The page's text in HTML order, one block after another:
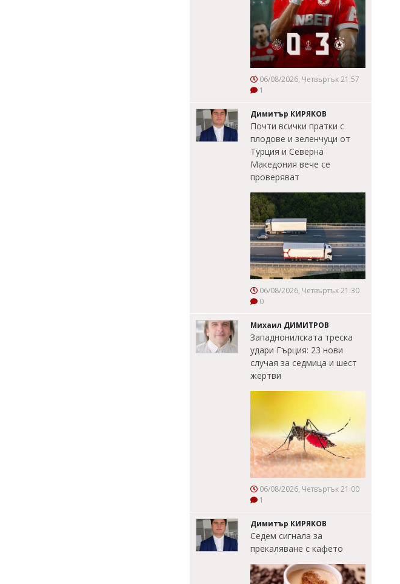
06/08/2026, Четвъртък 21:57
1
Димитър КИРЯКОВ
Почти всички пратки с
плодове и зеленчуци от
Турция и Северна
Македония вече се
проверяват
06/08/2026, Четвъртък 21:30
0
Михаил ДИМИТРОВ
Западнонилската треска
удари Гърция: 23 нови
случая за седмица и шест
жертви
06/08/2026, Четвъртък 21:00
1
Димитър КИРЯКОВ
Седем сигнала за
прекаляване с кафето